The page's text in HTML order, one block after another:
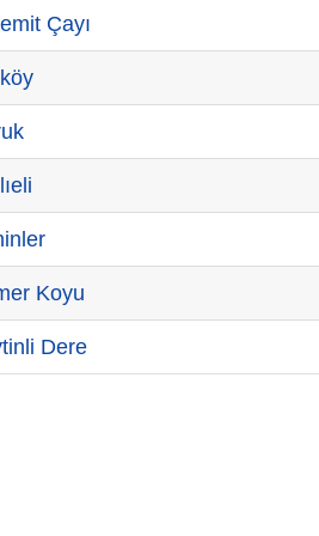
Çayı
Koyu
Dere